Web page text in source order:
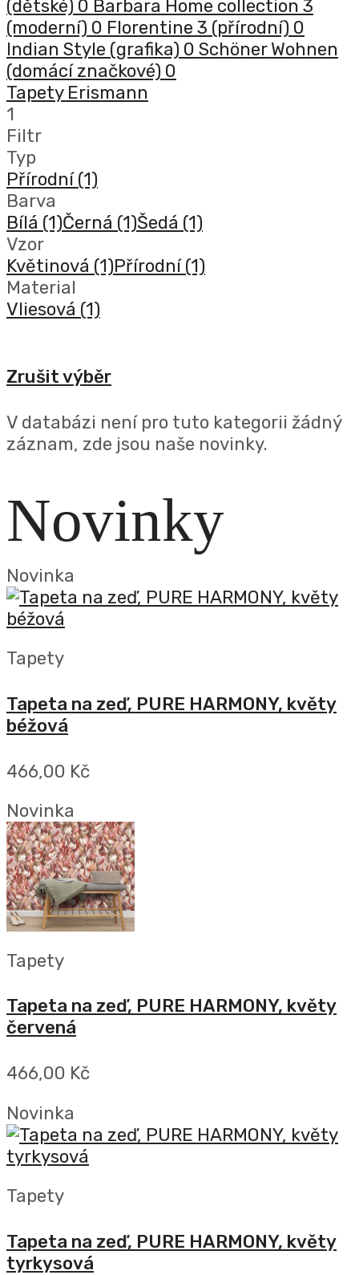
(dětské) 0 Barbara Home collection 3
(moderní) 0 Florentine 3 (přírodní) 0
Indian Style (grafika) 0 Schöner Wohnen
(domácí značkové) 0
Tapety Erismann
1
Filtr
Typ
Přírodní(1)
Barva
Bílá (1)Černá (1)Šedá (1)
Vzor
Květinová (1)Přírodní(1)
Material
Vliesová (1)
Zrušit výběr
V databázi není pro tuto kategorii žádný
záznam, zde jsou naše novinky.
Novinky
Novinka
Tapety
Tapeta na zeď, PURE HARMONY, květy
béžová
466,00 Kč
Novinka
Tapety
Tapeta na zeď, PURE HARMONY, květy
červená
466,00 Kč
Novinka
Tapety
Tapeta na zeď, PURE HARMONY, květy
tyrkysová